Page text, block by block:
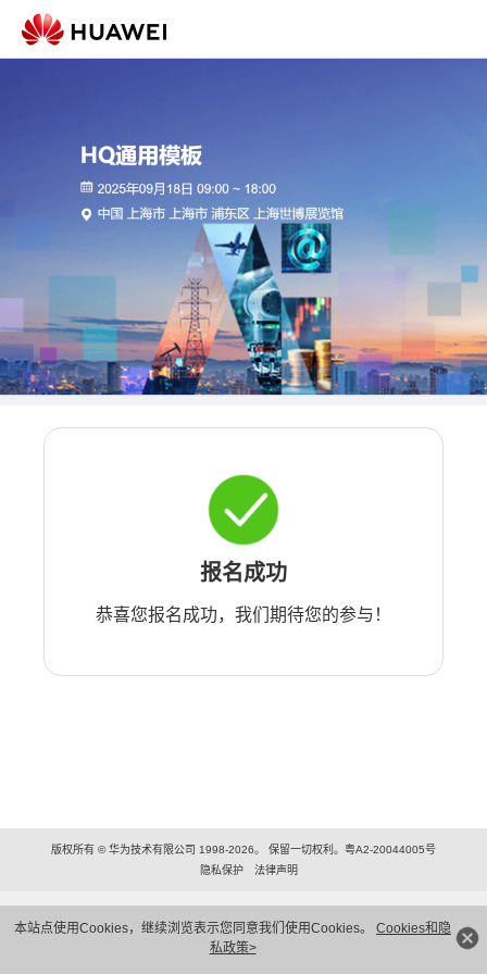
本站点使用Cookies，继续浏览表示您同意我们使用Cookies。 Cookies和隐
私政策>
报名成功
恭喜您报名成功，我们期待您的参与！
版权所有 © 华为技术有限公司 1998-2026。 保留一切权利。粤A2-20044005号
隐私保护
法律声明